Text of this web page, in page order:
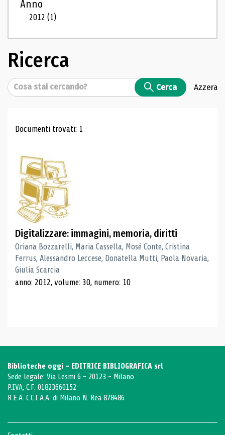
Anno
2012(1)
Ricerca
Cerca Cerca Azzera
Risultati di ricerca
Documenti trovati: 1
Digitalizzare: immagini, memoria, diritti
Oriana Bozzarelli, Maria Cassella, Mosé Conte, Cristina
Ferrus, Alessandro Leccese, Donatella Mutti, Paola Novaria,
Giulia Scarcia
anno: 2012, volume: 30, numero: 10
Biblioteche oggi - EDITRICE BIBLIOGRAFICA srl
Sede legale: Via Lesmi 6 - 20123 - Milano
P.IVA, C.F. 01823660152
R.E.A. C.C.I.A.A. di Milano N. Rea 878486